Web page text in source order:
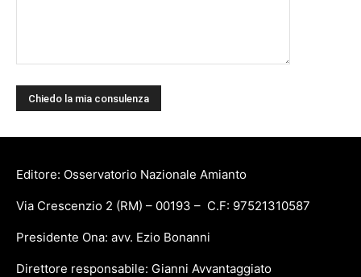
Editore: Osservatorio Nazionale Amianto
Via Crescenzio 2 (RM) – 00193 – C.F: 97521310587
Presidente Ona: avv. Ezio Bonanni
Direttore responsabile: Gianni Avvantaggiato